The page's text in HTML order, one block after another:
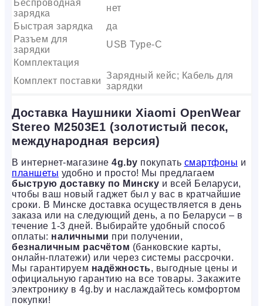
Беспроводная
зарядка
нет
Быстрая зарядка
да
Разъем для
зарядки
USB Type-C
Комплектация
Комплект поставки
Зарядный кейс; Кабель для
зарядки
Доставка Наушники Xiaomi OpenWear
Stereo M2503E1 (золотистый песок,
международная версия)
В интернет-магазине 4g.by покупать смартфоны и
планшеты удобно и просто! Мы предлагаем
быструю доставку по Минску и всей Беларуси,
чтобы ваш новый гаджет был у вас в кратчайшие
сроки. В Минске доставка осуществляется в день
заказа или на следующий день, а по Беларуси – в
течение 1-3 дней. Выбирайте удобный способ
оплаты: наличными при получении,
безналичным расчётом (банковские карты,
онлайн-платежи) или через системы рассрочки.
Мы гарантируем надёжность, выгодные цены и
официальную гарантию на все товары. Закажите
электронику в 4g.by и наслаждайтесь комфортом
покупки!